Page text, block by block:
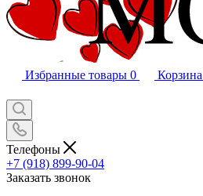
Избранные товары 0 Корзина
Телефоны
+7 (918) 899-90-04
Заказать звонок